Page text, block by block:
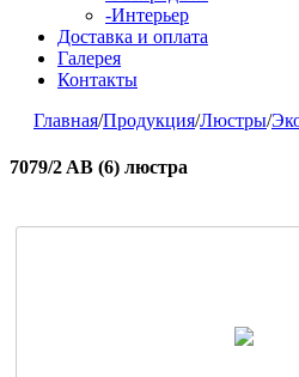
-Интерьер
Доставка и оплата
Галерея
Контакты
Главная/Продукция/Люстры/
7079/2 AB (6) люстра